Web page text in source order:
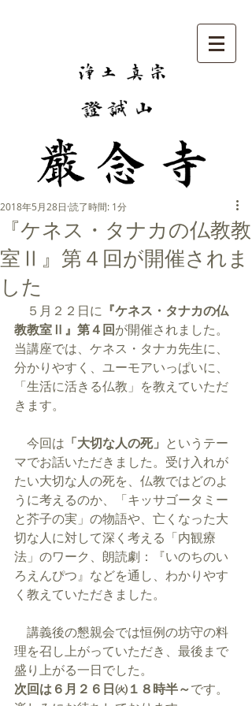
『ケネス・タナカの仏教教
室Ⅱ』第４回が開催されま
した
2018年5月28日 読了時間: 1分
５月２２日に 『ケネス・タナカの仏
教教室Ⅱ』第４回が開催されました。
当講座では、ケネス・タナカ先生に、
分かりやすく、ユーモアいっぱいに、
「生活に活きる仏教」を教えていただ
きます。
今回は 「大切な人の死」 というテー
マでお話いただきました。受け入れが
たい大切な人の死を、仏教ではどのよ
うに考えるのか、「キッサゴータミー
と芥子の実」の物語や、亡くなった大
切な人に対して深く考える「内観療
法」のワーク、朗読劇：『いのちのい
ろえんぴつ』などを通し、わかりやす
く教えていただきました。
講義後の懇親会では恒例の坊守の料
理を召し上がっていただき、最後まで
盛り上がる一日でした。
次回は６月２６日㈫１８時半～です。